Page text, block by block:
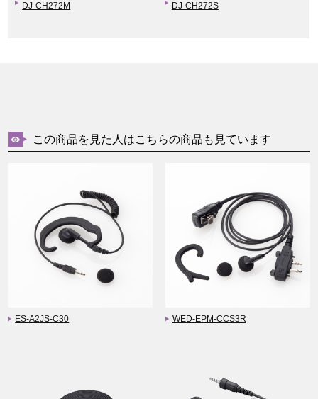
DJ-CH272M DJ-CH272S
この商品を見た人はこちらの商品も見ています
ES-A2JS-C30 WED-EPM-CCS3R